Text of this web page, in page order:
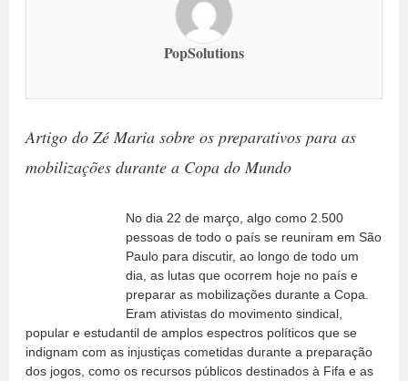
PopSolutions
Artigo do Zé Maria sobre os preparativos para as
mobilizações durante a Copa do Mundo
No dia 22 de março, algo como 2.500
pessoas de todo o país se reuniram em São
Paulo para discutir, ao longo de todo um
dia, as lutas que ocorrem hoje no país e
preparar as mobilizações durante a Copa.
Eram ativistas do movimento sindical,
popular e estudantil de amplos espectros políticos que se
indignam com as injustiças cometidas durante a preparação
dos jogos, como os recursos públicos destinados à Fifa e as